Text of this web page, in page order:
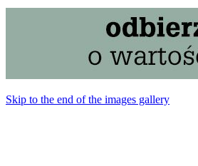
Skip to the end of the images gallery